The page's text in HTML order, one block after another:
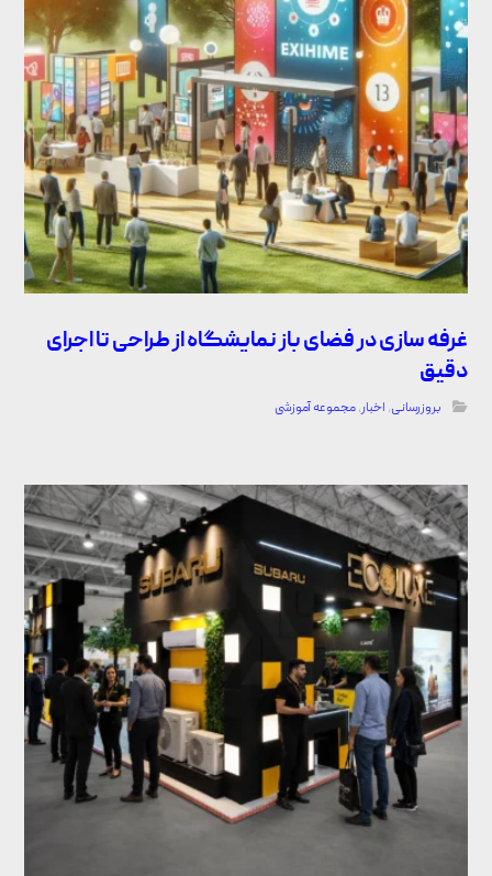
غرفه سازی در فضای باز نمایشگاه از طراحی تا اجرای
دقیق
بروزرسانی, اخبار,مجموعه آموزشی